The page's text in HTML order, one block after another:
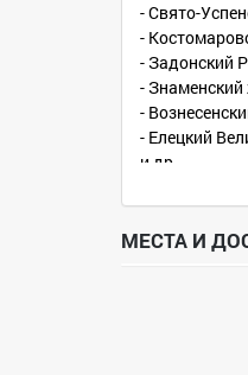
- Свято-
-
- Задонский
-
-
- Елецкий
и др.
МЕСТА И